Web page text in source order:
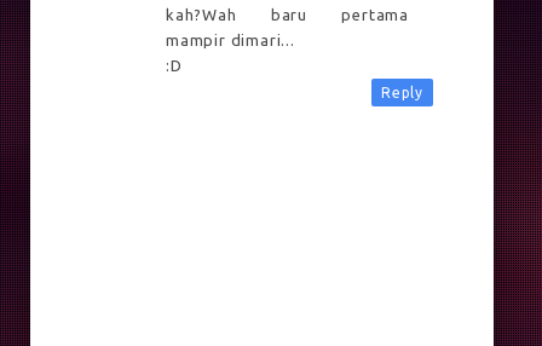
kah?Wah baru pertama
mampir dimari...
:D
Reply